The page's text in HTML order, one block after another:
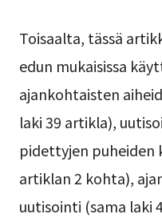
Toisaalta, tässä
edun mukaisissa
ajankohtaisten
laki 39 artikla),
pidettyjen puheiden
artiklan 2 kohta),
uutisointi (sama laki